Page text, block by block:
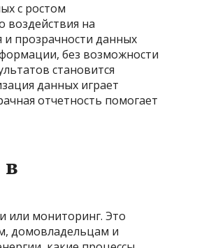
с ростом
воздействия на
прозрачности данных
без возможности
становится
данных играет
отчетность помогает
или мониторинг. Это
домовладельцам и